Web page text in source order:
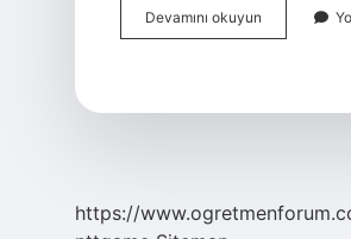
Devamını okuyun
Bozuk
https://